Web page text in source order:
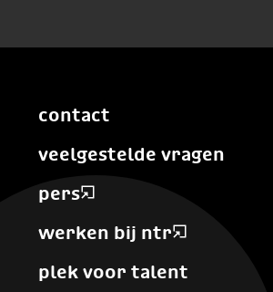
contact
veelgestelde vragen
pers
werken bij ntr
plek voor talent